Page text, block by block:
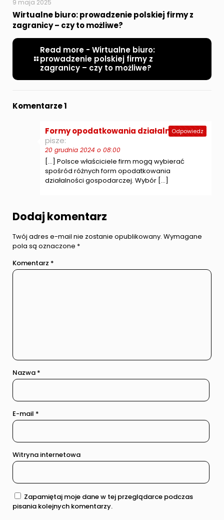
9 maja 2025
Wirtualne biuro: prowadzenie polskiej firmy z
zagranicy – czy to możliwe?
Read more - Wirtualne biuro:
prowadzenie polskiej firmy z
zagranicy – czy to możliwe?
Komentarze 1
Formy opodatkowania działalności
pisze:
20 grudnia 2024 o 08:00
[…] Polsce właściciele firm mogą wybierać
spośród różnych form opodatkowania
działalności gospodarczej. Wybór […]
Odpowiedz
Dodaj komentarz
Twój adres e-mail nie zostanie opublikowany. Wymagane
pola są oznaczone *
Komentarz *
Nazwa *
E-mail *
Witryna internetowa
Zapamiętaj moje dane w tej przeglądarce podczas
pisania kolejnych komentarzy.